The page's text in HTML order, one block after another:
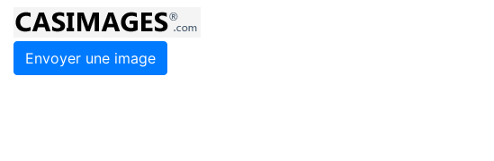
Envoyer une image